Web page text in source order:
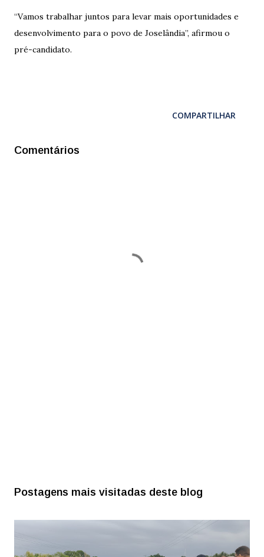
“Vamos trabalhar juntos para levar mais oportunidades e
desenvolvimento para o povo de Joselândia”, afirmou o
pré-candidato.
COMPARTILHAR
Comentários
Postagens mais visitadas deste blog